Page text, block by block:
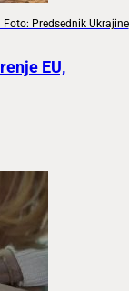
Predsednik Ukrajine
EU,